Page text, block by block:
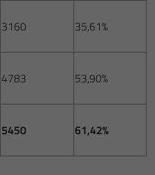
3160 35,61%
4783 53,90%
5450 61,42%